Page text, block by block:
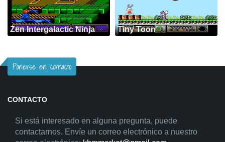
Zen Intergalactic Ninja Tiny Toon
Ponerse en contacto
CONTACTO
Si está interesado en alguna pregunta, puede
contactarnos. Envíe un correo electrónico a nuestro